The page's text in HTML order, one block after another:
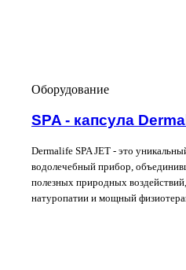
Оборудование
SPA - капсула
Dermalife SPA JET - это
водолечебный прибор,
полезных природных
натуропатии и мощный